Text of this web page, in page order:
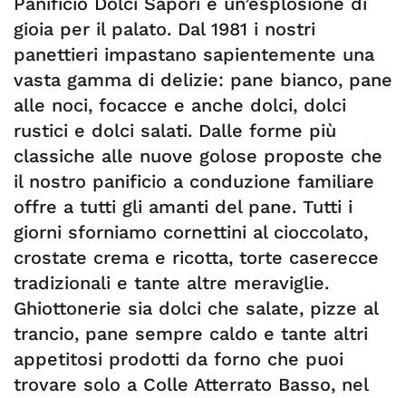
gioia per il palato. Dal 1981 i nostri
panettieri impastano sapientemente una
vasta gamma di delizie: pane bianco, pane
alle noci, focacce e anche dolci, dolci
rustici e dolci salati. Dalle forme più
classiche alle nuove golose proposte che
il nostro panificio a conduzione familiare
offre a tutti gli amanti del pane. Tutti i
giorni sforniamo cornettini al cioccolato,
crostate crema e ricotta, torte caserecce
tradizionali e tante altre meraviglie.
Ghiottonerie sia dolci che salate, pizze al
trancio, pane sempre caldo e tante altri
appetitosi prodotti da forno che puoi
trovare solo a Colle Atterrato Basso, nel